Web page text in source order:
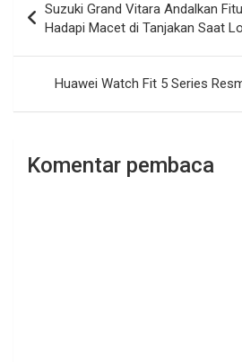
pos
Suzuki Grand Vitara Andalkan
Hadapi Macet di Tanjakan Saat
Huawei Watch Fit 5 Series
Komentar pembaca